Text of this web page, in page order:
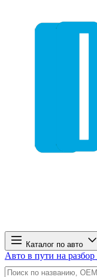
Каталог по авто
Авто в пути на разбор